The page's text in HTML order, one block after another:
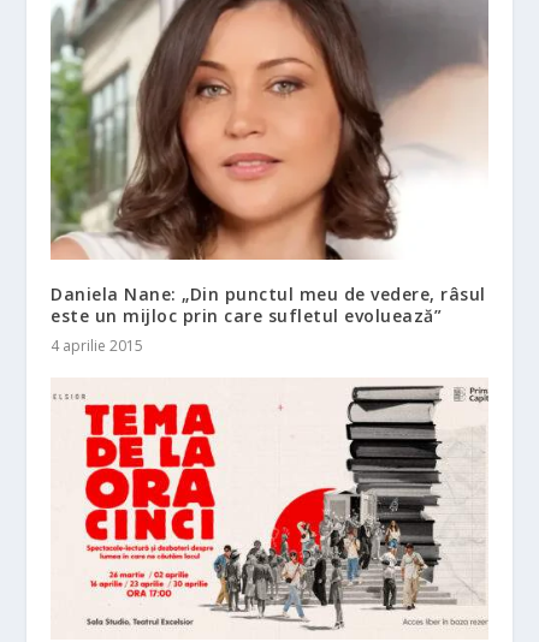
Daniela Nane: „Din punctul meu de vedere, râsul
este un mijloc prin care sufletul evoluează”
4 aprilie 2015